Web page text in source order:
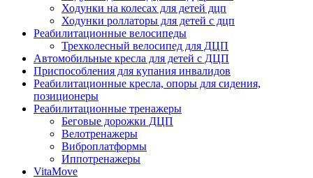
Ходунки на колесах для детей дцп
Ходунки роллаторы для детей с дцп
Реабилитационные велосипеды
Трехколесный велосипед для ДЦП
Автомобильные кресла для детей с ДЦП
Приспособления для купания инвалидов
Реабилитационные кресла, опоры для сидения,
позиционеры
Реабилитационные тренажеры
Беговые дорожки ДЦП
Велотренажеры
Виброплатформы
Иппотренажеры
VitaMove